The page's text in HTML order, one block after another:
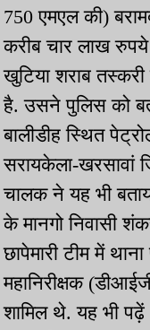
750 एमएल की)
करीब चार लाख
खुटिया शराब
है. उसने पुलिस को
बालीडीह स्थित
सरायकेला-खरसावां
चालक ने यह भी
के मानगो निवासी
छापेमारी टीम में
महानिरीक्षक
शामिल थे. यह भी पढ़ें